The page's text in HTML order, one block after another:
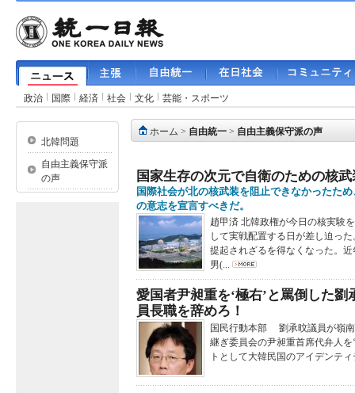
政治 国際 経済 社会 文化 芸能・スポーツ
北韓問題
自由主義保守派
の声
ホーム > 自由統一 > 自由主義保守派の声
国家生存の次元で自衛のための核
国際社会が北の核武装を阻止できなかったた
の意志を宣言すべきだ。
趙甲済 北韓政権が今日の核実験
して実戦配置する日が差し迫っ
提起されざるを得なくなった。
男(...
愛国者尹昶重を‘極右’と罵倒した
員長職を辞めろ！
国民行動本部 劉承旼議員が嶺
継ぎ委員会の尹昶重首席代弁人
トとして大韓民国のアイデンテ